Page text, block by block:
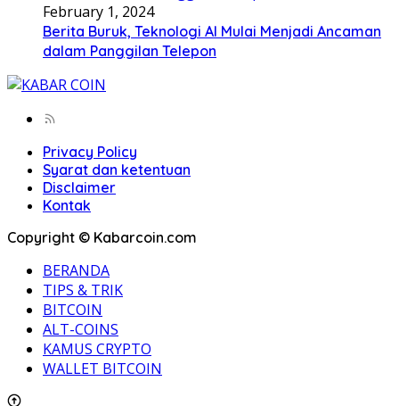
February 1, 2024
Berita Buruk, Teknologi AI Mulai Menjadi Ancaman
dalam Panggilan Telepon
Privacy Policy
Syarat dan ketentuan
Disclaimer
Kontak
Copyright © Kabarcoin.com
BERANDA
TIPS & TRIK
BITCOIN
ALT-COINS
KAMUS CRYPTO
WALLET BITCOIN